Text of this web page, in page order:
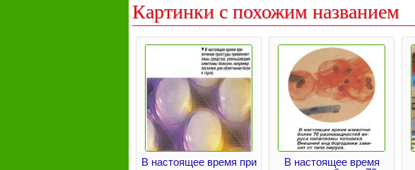
Картинки с похожим названием
В настоящее время при
В настоящее время